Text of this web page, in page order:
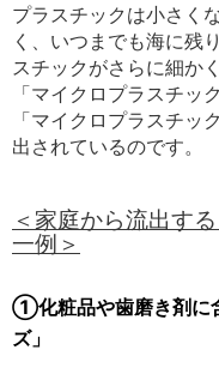
プラスチックは小さく
く、いつまでも海に残
スチックがさらに細か
「マイクロプラスチッ
「マイクロプラスチッ
出されているのです。
＜家庭から流出す
一例＞
①化粧品や歯磨き剤
ズ」